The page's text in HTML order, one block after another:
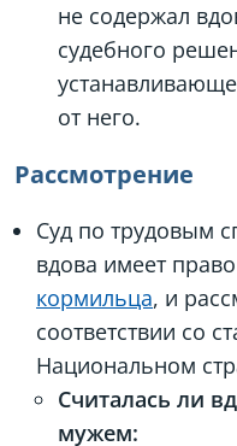
не содержал
судебного
от него.
Рассмотрение
Суд по трудовым
вдова имеет
кормильца, и
соответствии со
Национальном
Считалась ли
мужем: